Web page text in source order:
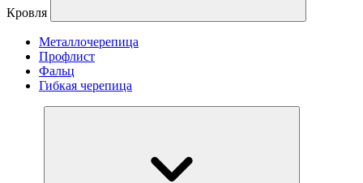
Кровля
Металлочерепица
Профлист
Фальц
Гибкая черепица